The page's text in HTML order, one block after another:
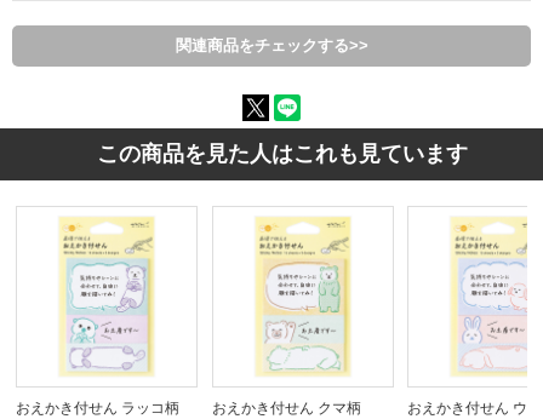
関連商品をチェックする>>
この商品を見た人はこれも見ています
おえかき付せん ラッコ柄
おえかき付せん クマ柄
おえかき付せん ウ